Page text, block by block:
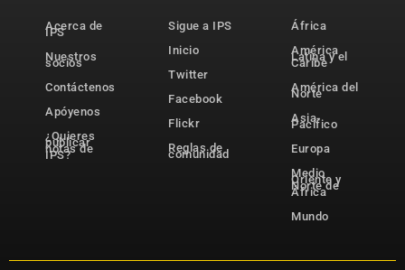
Acerca de
IPS
Nuestros
socios
Contáctenos
Apóyenos
¿Quieres
publicar
notas de
IPS?
Sigue a IPS
Inicio
Twitter
Facebook
Flickr
Reglas de
comunidad
África
América
Latina y el
Caribe
América del
Norte
Asia-
Pacífico
Europa
Medio
Oriente y
Norte de
África
Mundo